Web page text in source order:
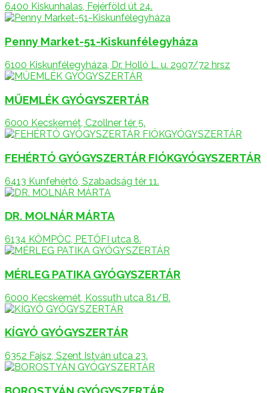
6400 Kiskunhalas, Fejérföld út 24.
Penny Market-51-Kiskunfélegyháza
6100 Kiskunfélegyháza, Dr. Holló L. u. 2907/72 hrsz
MŰEMLÉK GYÓGYSZERTÁR
6000 Kecskemét, Czollner tér 5.
FEHÉRTÓ GYÓGYSZERTÁR FIÓKGYÓGYSZERTÁR
6413 Kunfehértó, Szabadság tér 11.
DR. MOLNÁR MÁRTA
6134 KÖMPÖC, PETŐFI utca 8.
MÉRLEG PATIKA GYÓGYSZERTÁR
6000 Kecskemét, Kossuth utca 81/B.
KÍGYÓ GYÓGYSZERTÁR
6352 Fajsz, Szent István utca 23.